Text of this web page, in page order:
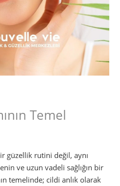
Temel
güzellik rutini değil, aynı
ve uzun vadeli sağlığın bir
temelinde; cildi anlık olarak